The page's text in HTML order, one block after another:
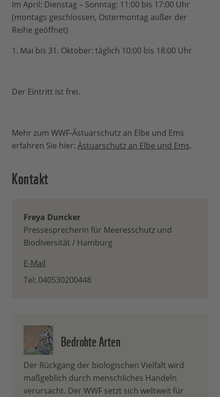
Im April: Dienstag – Sonntag: 11:00 bis 17:00 Uhr
(montags geschlossen, Ostermontag außer der
Reihe geöffnet)
1. Mai bis 31. Oktober: täglich 10:00 bis 18:00 Uhr
Der Eintritt ist frei.
Mehr zum WWF-Ästuarschutz an Elbe und Ems
erfahren Sie hier: Ästuarschutz an Elbe und Ems.
Kontakt
Freya Duncker
Pressesprecherin für Meeresschutz und
Biodiversität / Hamburg
E-Mail
Tel: 040530200448
Bedrohte Arten
Der Rückgang der biologischen Vielfalt wird
maßgeblich durch menschliches Handeln
verursacht. Der WWF setzt sich weltweit für